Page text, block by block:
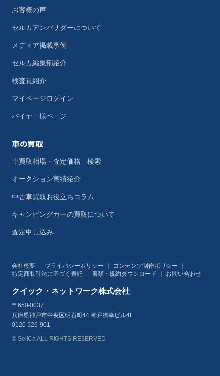
お客様の声
セルカアンバサダーについて
メディア掲載事例
セルカ編集部紹介
検査員紹介
マイページログイン
バイヤー様ページ
車の買取
車買取相場・査定価格 検索
オークション実績紹介
中古車買取お役立ちコラム
キャンピングカーの買取について
査定申し込み
会社概要 プライバシーポリシー コンテンツ制作ポリシー
特定商取引法に基づく表記
書類・規約ダウンロード お問い合わせ
クイック・ネットワーク株式会社
〒650-0037
兵庫県神戸市中央区明石町44 神戸御幸ビル4F
0120-926-901
© SellCa ALL RIGHTS RESERVED